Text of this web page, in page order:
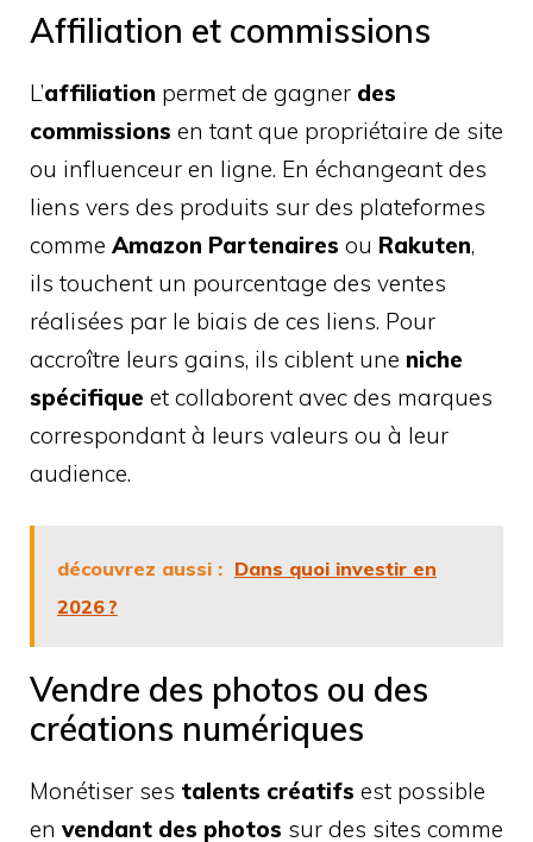
Affiliation et commissions
L’affiliation permet de gagner des
commissions en tant que propriétaire de site
ou influenceur en ligne. En échangeant des
liens vers des produits sur des plateformes
comme Amazon Partenaires ou Rakuten,
ils touchent un pourcentage des ventes
réalisées par le biais de ces liens. Pour
accroître leurs gains, ils ciblent une niche
spécifique et collaborent avec des marques
correspondant à leurs valeurs ou à leur
audience.
découvrez aussi : Dans quoi investir en
2026 ?
Vendre des photos ou des
créations numériques
Monétiser ses talents créatifs est possible
en vendant des photos sur des sites comme